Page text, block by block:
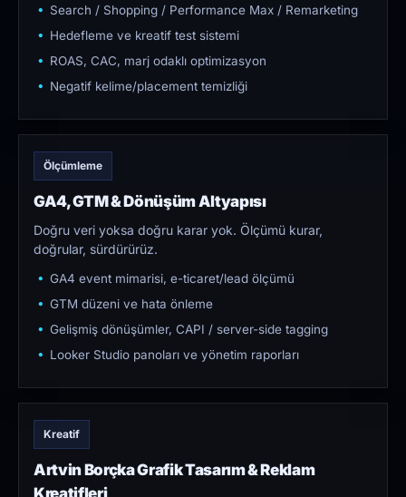
Search / Shopping / Performance Max / Remarketing
Hedefleme ve kreatif test sistemi
ROAS, CAC, marj odaklı optimizasyon
Negatif kelime/placement temizliği
Ölçümleme
GA4, GTM & Dönüşüm Altyapısı
Doğru veri yoksa doğru karar yok. Ölçümü kurar,
doğrular, sürdürürüz.
GA4 event mimarisi, e-ticaret/lead ölçümü
GTM düzeni ve hata önleme
Gelişmiş dönüşümler, CAPI / server-side tagging
Looker Studio panoları ve yönetim raporları
Kreatif
Artvin Borçka Grafik Tasarım & Reklam